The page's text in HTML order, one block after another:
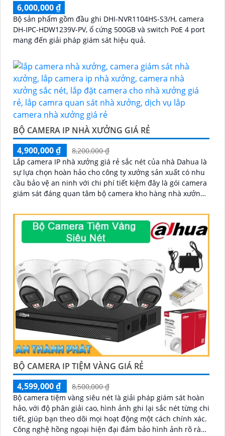
6,000,000 ₫
Bộ sản phẩm gồm đầu ghi DHI-NVR1104HS-S3/H, camera
DH-IPC-HDW1239V-PV, ổ cứng 500GB và switch PoE 4 port
mang đến giải pháp giám sát hiệu quả.
BỘ CAMERA IP NHÀ XƯỞNG GIÁ RẺ
4,900,000 ₫
8,200,000 ₫
Lắp camera IP nhà xưởng giá rẻ sắc nét của nhà Dahua là
sự lựa chọn hoàn hảo cho công ty xưởng sản xuất có nhu
cầu bảo vệ an ninh với chi phí tiết kiệm đây là gói camera
giám sát đáng quan tâm bộ camera kho hàng nhà xưởng
lượng cao cho người dùng với bộ camera camera IP
Dahua bảo vệ an ninh cho xưởng sản xuất tuyệt đối.
BỘ CAMERA IP TIỆM VÀNG GIÁ RẺ
4,599,000 ₫
8,500,000 ₫
Bộ camera tiệm vàng siêu nét là giải pháp giám sát hoàn
hảo, với độ phân giải cao, hình ảnh ghi lại sắc nét từng chi
tiết, giúp bạn theo dõi mọi hoạt động một cách chính xác.
Công nghệ hồng ngoại hiện đại đảm bảo hình ảnh rõ ràng